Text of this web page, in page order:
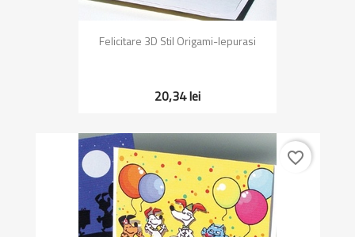
Felicitare 3D Stil Origami-Iepurasi
20,34 lei
favorite_border